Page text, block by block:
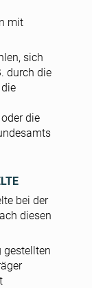
mit
sich
durch die
die
bei der
diesen
gestellten